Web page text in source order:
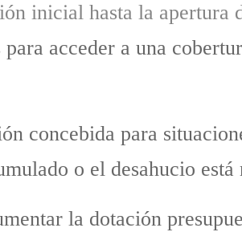
inicial hasta la apertura
acceder a una
concebida para
o el desahucio está
la dotación